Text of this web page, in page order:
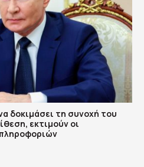
δοκιμάσει τη συνοχή του
εκτιμούν οι